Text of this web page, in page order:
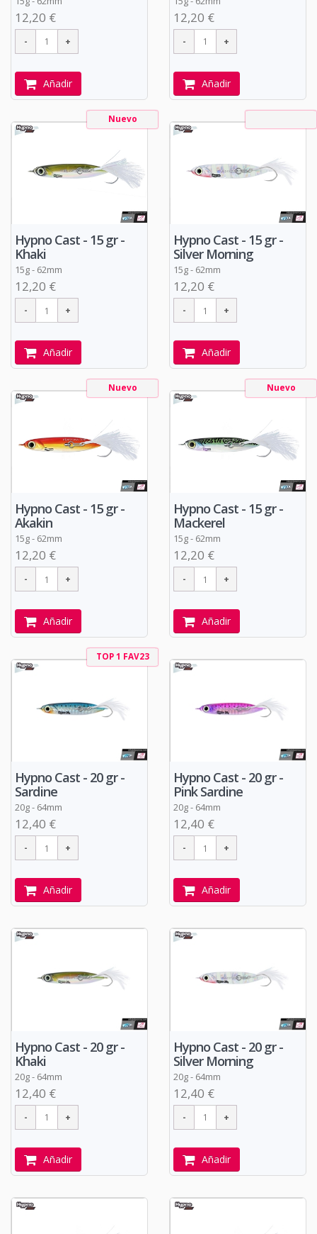
12,20 €
Añadir
12,20 €
Añadir
Nuevo
Hypno Cast - 15 gr -
Khaki
15g - 62mm
12,20 €
Añadir
Hypno Cast - 15 gr -
Silver Morning
15g - 62mm
12,20 €
Añadir
Nuevo
Hypno Cast - 15 gr -
Akakin
15g - 62mm
12,20 €
Añadir
Nuevo
Hypno Cast - 15 gr -
Mackerel
15g - 62mm
12,20 €
Añadir
TOP 1 FAV23
Hypno Cast - 20 gr -
Sardine
20g - 64mm
12,40 €
Añadir
Hypno Cast - 20 gr -
Pink Sardine
20g - 64mm
12,40 €
Añadir
Hypno Cast - 20 gr -
Khaki
20g - 64mm
12,40 €
Añadir
Hypno Cast - 20 gr -
Silver Morning
20g - 64mm
12,40 €
Añadir